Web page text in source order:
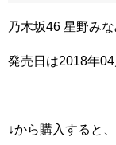
乃木坂46 星野み
発売日は2018年
↓から購入すると